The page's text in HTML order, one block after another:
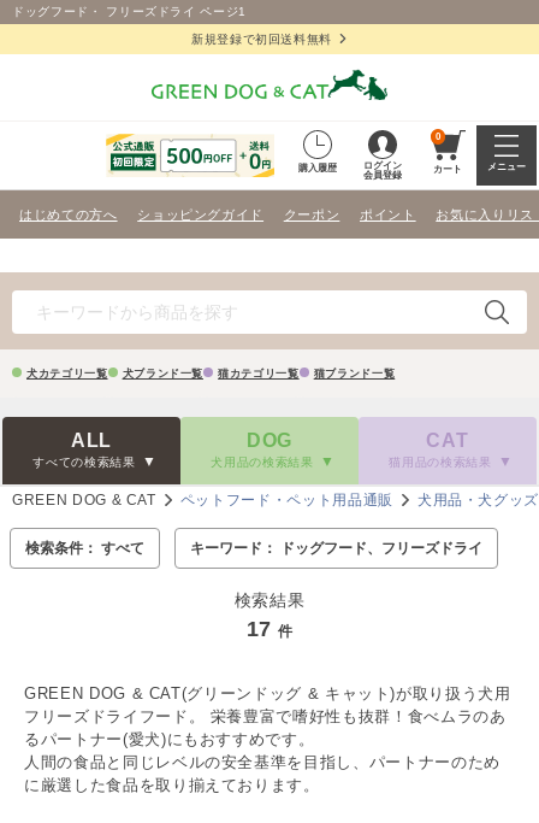
ドッグフード・ フリーズドライ ページ1
新規登録で初回送料無料
購入履歴
ログイン
会員登録
0
カート メニュー
はじめての方へ ショッピングガイド クーポン ポイント お気に入りリス
犬カテゴリ一覧 犬ブランド一覧 猫カテゴリ一覧 猫ブランド一覧
ALL
すべての検索結果
DOG
犬用品の検索結果
CAT
猫用品の検索結果
GREEN DOG & CAT ペットフード・ペット用品通販 犬用品・犬グッズ
検索条件： すべて キーワード： ドッグフード、フリーズドライ
検索結果
17 件
GREEN DOG & CAT(グリーンドッグ & キャット)が取り扱う犬用
フリーズドライフード。 栄養豊富で嗜好性も抜群！食べムラのあ
るパートナー(愛犬)にもおすすめです。
人間の食品と同じレベルの安全基準を目指し、パートナーのため
に厳選した食品を取り揃えております。